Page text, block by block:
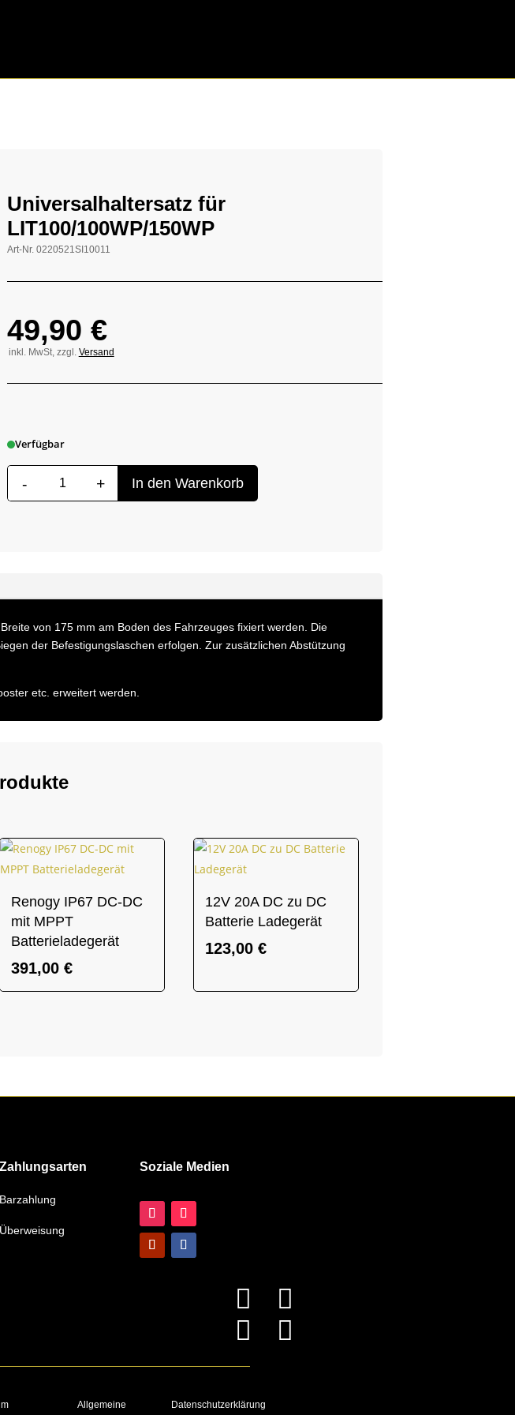
Universalhaltersatz für
LIT100/100WP/150WP
Art-Nr. 0220521SI10011
49,90 €
inkl. MwSt, zzgl. Versand
Verfügbar
Universalhaltersatz
- + In den Warenkorb
von 175 mm am Boden des Fahrzeuges fixiert werden. Die
der Befestigungslaschen erfolgen. Zur zusätzlichen Abstützung
etc. erweitert werden.
Renogy IP67 DC-DC
mit MPPT
Batterieladegerät
391,00 €
12V 20A DC zu DC
Batterie Ladegerät
123,00 €
Zahlungsarten
Barzahlung
Überweisung
Soziale Medien




Allgemeine Datenschutzerklärung